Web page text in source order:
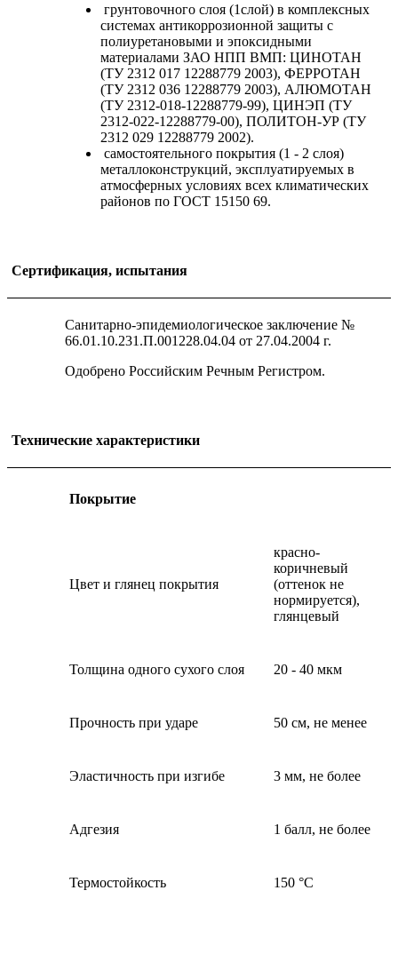
грунтовочного слоя (1слой) в комплексных
системах антикоррозионной защиты с
полиуретановыми и эпоксидными
материалами ЗАО НПП ВМП: ЦИНОТАН
(ТУ 2312 017 12288779 2003), ФЕРРОТАН
(ТУ 2312 036 12288779 2003), АЛЮМОТАН
(ТУ 2312-018-12288779-99), ЦИНЭП (ТУ
2312-022-12288779-00), ПОЛИТОН-УР (ТУ
2312 029 12288779 2002).
самостоятельного покрытия (1 - 2 слоя)
металлоконструкций, эксплуатируемых в
атмосферных условиях всех климатических
районов по ГОСТ 15150 69.
Сертификация, испытания
Санитарно-эпидемиологическое заключение №
66.01.10.231.П.001228.04.04 от 27.04.2004 г.
Одобрено Российским Речным Регистром.
Технические характеристики
Покрытие
Цвет и глянец покрытия
красно-
коричневый
(оттенок не
нормируется),
глянцевый
Толщина одного сухого слоя 20 - 40 мкм
Прочность при ударе 50 см, не менее
Эластичность при изгибе 3 мм, не более
Адгезия 1 балл, не более
Термостойкость 150 °С